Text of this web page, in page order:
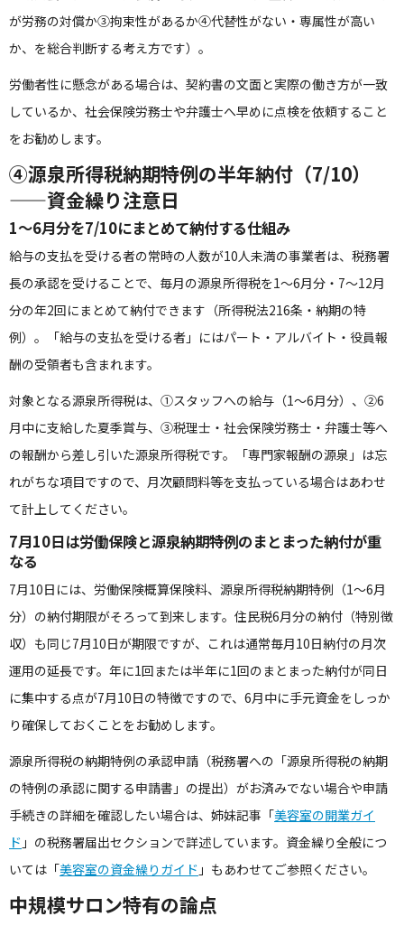
が労務の対償か③拘束性があるか④代替性がない・専属性が高い
か、を総合判断する考え方です）。
労働者性に懸念がある場合は、契約書の文面と実際の働き方が一致
しているか、社会保険労務士や弁護士へ早めに点検を依頼すること
をお勧めします。
④源泉所得税納期特例の半年納付（7/10）
——資金繰り注意日
1〜6月分を7/10にまとめて納付する仕組み
給与の支払を受ける者の常時の人数が10人未満の事業者は、税務署
長の承認を受けることで、毎月の源泉所得税を1〜6月分・7〜12月
分の年2回にまとめて納付できます（所得税法216条・納期の特
例）。「給与の支払を受ける者」にはパート・アルバイト・役員報
酬の受領者も含まれます。
対象となる源泉所得税は、①スタッフへの給与（1〜6月分）、②6
月中に支給した夏季賞与、③税理士・社会保険労務士・弁護士等へ
の報酬から差し引いた源泉所得税です。「専門家報酬の源泉」は忘
れがちな項目ですので、月次顧問料等を支払っている場合はあわせ
て計上してください。
7月10日は労働保険と源泉納期特例のまとまった納付が重
なる
7月10日には、労働保険概算保険料、源泉所得税納期特例（1〜6月
分）の納付期限がそろって到来します。住民税6月分の納付（特別徴
収）も同じ7月10日が期限ですが、これは通常毎月10日納付の月次
運用の延長です。年に1回または半年に1回のまとまった納付が同日
に集中する点が7月10日の特徴ですので、6月中に手元資金をしっか
り確保しておくことをお勧めします。
源泉所得税の納期特例の承認申請（税務署への「源泉所得税の納期
の特例の承認に関する申請書」の提出）がお済みでない場合や申請
手続きの詳細を確認したい場合は、姉妹記事「美容室の開業ガイ
ド 」の税務署届出セクションで詳述しています。資金繰り全般につ
いては「美容室の資金繰りガイド 」もあわせてご参照ください。
中規模サロン特有の論点